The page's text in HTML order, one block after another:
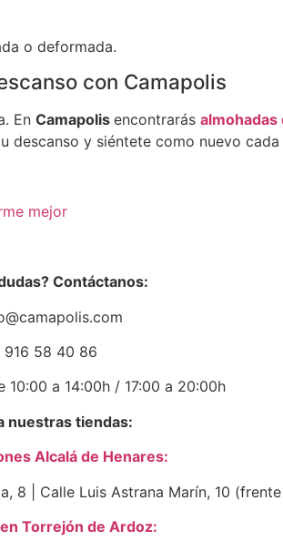
o deformada.
con Camapolis
En Camapolis encontrarás almohadas
y siéntete como nuevo cada
mejor
Contáctanos:
916 58 40 86
10:00 a 14:00h / 17:00 a 20:00h
nuestras tiendas:
Alcalá de Henares:
8 | Calle Luis Astrana Marín, 10 (frente
Torrejón de Ardoz: